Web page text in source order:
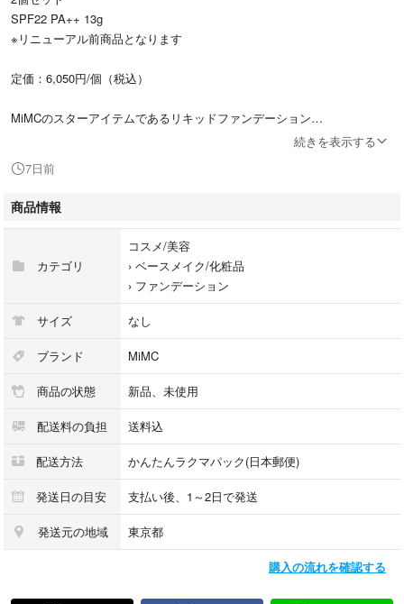
SPF22 PA++ 13g
※リニューアル前商品となります
定価：6,050円/個（税込）
MiMCのスターアイテムであるリキッドファンデーション
気温やライフスタイルの変化などにより、ゆらぎや肌荒れが起きやすい肌
がりを叶えます
ゆうパケットポストでの発送となります
MiMC ミネラルリキッドリーファンデーション 104 オークル レフィル
ブランド：MiMC
本体/詰め替え：詰め替え
ベースメイク特徴：肌の透明感、薄づき UVカット
特徴：石けんで落とせる
SPF：22.0 SPF
続きを表示する
7日前
商品情報
カテゴリ
コスメ/美容
› ベースメイク/化粧品
› ファンデーション
サイズ なし
ブランド MiMC
商品の状態 新品、未使用
配送料の負担 送料込
配送方法 かんたんラクマパック(日本郵便)
発送日の目安 支払い後、1～2日で発送
発送元の地域 東京都
購入の流れを確認する